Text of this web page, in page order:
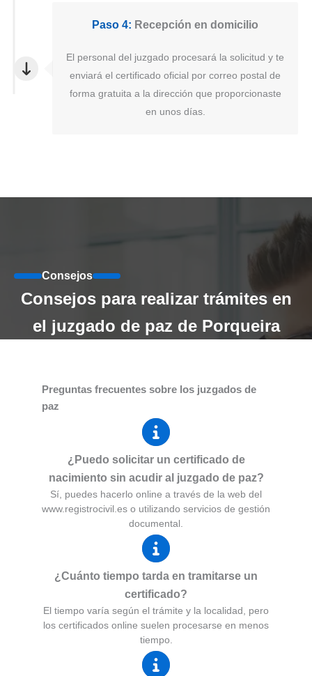
Paso 4: Recepción en domicilio
El personal del juzgado procesará la solicitud y te
enviará el certificado oficial por correo postal de
forma gratuita a la dirección que proporcionaste
en unos días.
Consejos
Consejos para realizar trámites en
el juzgado de paz de Porqueira
Preguntas frecuentes sobre los juzgados de
paz
¿Puedo solicitar un certificado de
nacimiento sin acudir al juzgado de paz?
Sí, puedes hacerlo online a través de la web del
www.registrocivil.es o utilizando servicios de gestión
documental.
¿Cuánto tiempo tarda en tramitarse un
certificado?
El tiempo varía según el trámite y la localidad, pero
los certificados online suelen procesarse en menos
tiempo.